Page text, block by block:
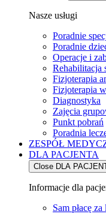
Nasze usługi
Poradnie
Poradnie
Operacje i
Rehabilitacja
Fizjoterapia
Fizjoterapia
Diagnostyka
Zajęcia
Punkt pobrań
Poradnia
ZESPÓŁ
DLA PACJENTA
Close DLA
Informacje dla
Sam płacę